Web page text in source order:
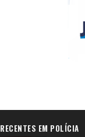
RECENTES EM POLÍCIA